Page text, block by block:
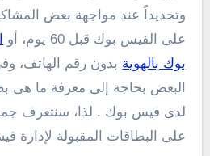
وتحديداً عند مواجهة بعض
على الفيس بوك قبل 60 يوم، أو
بوك بالهوية بدون رقم الهاتف،
البعض بحاجة إلى معرفة ما هى
لدى فيس بوك . لذا، سنتعرف
على البطاقات المقبولة لإدارة